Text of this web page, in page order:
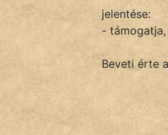
KÖZMONDÁS
jelentése:
-
Beveti érte